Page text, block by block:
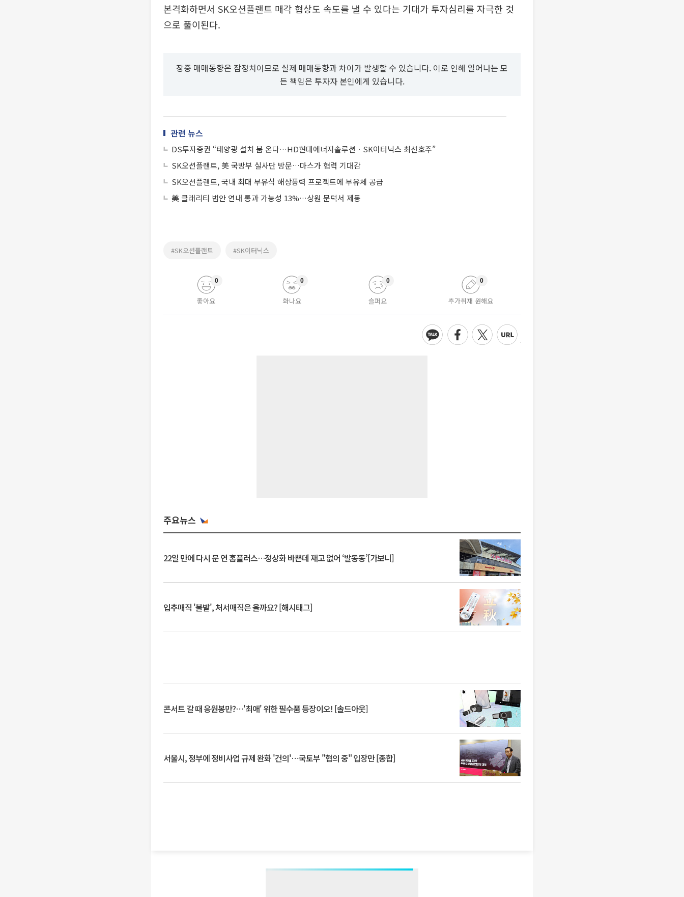
본격화하면서 SK오션플랜트 매각 협상도 속도를 낼 수 있다는 기대가 투자심리를 자극한 것
으로 풀이된다.
장중 매매동향은 잠정치이므로 실제 매매동향과 차이가 발생할 수 있습니다. 이로 인해 일어나는 모
든 책임은 투자자 본인에게 있습니다.
관련 뉴스
DS투자증권 “태양광 설치 붐 온다…HD현대에너지솔루션ㆍSK이터닉스 최선호주”
SK오션플랜트, 美 국방부 실사단 방문…마스가 협력 기대감
SK오션플랜트, 국내 최대 부유식 해상풍력 프로젝트에 부유체 공급
美 클래리티 법안 연내 통과 가능성 13%…상원 문턱서 제동
#SK오션플랜트 #SK이터닉스
좋아요
0
화나요
0
슬퍼요
0
추가취재 원해요
0
주요뉴스
22일 만에 다시 문 연 홈플러스…정상화 바쁜데 재고 없어 ‘발동동’[가보니]
입추매직 '불발', 처서매직은 올까요? [해시태그]
콘서트 갈 때 응원봉만?⋯'최애' 위한 필수품 등장이오! [솔드아웃]
서울시, 정부에 정비사업 규제 완화 '건의'⋯국토부 "협의 중" 입장만 [종합]